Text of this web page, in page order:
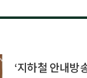
‘지하철 안내방